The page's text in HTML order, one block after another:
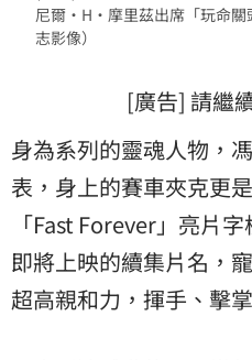
尼爾·H·摩里茲出席「玩命關
志影像）
[廣告] 請繼
身為系列的靈魂人物，
表，身上的賽車夾克更
「Fast Forever」亮片
即將上映的續集片名，
超高親和力，揮手、擊